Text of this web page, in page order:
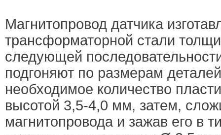
Магнитопровод датчика
трансформаторной стали
следующей
подгоняют по размерам
необходимое количество
высотой 3,5-4,0 мм, затем,
магнитопровода и зажав его в